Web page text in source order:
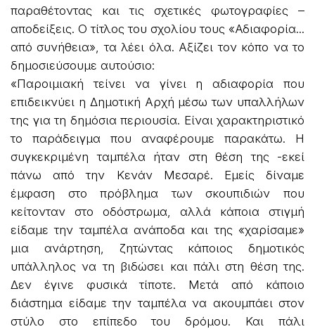
παραθέτοντας και τις σχετικές φωτογραφίες –
αποδείξεις. Ο τίτλος του σχολίου τους «Αδιαφορία...
από συνήθεια», τα λέει όλα. Αξίζει τον κόπο να το
δημοσιεύσουμε αυτούσιο:
«Παροιμιακή τείνει να γίνει η αδιαφορία που
επιδεικνύει η Δημοτική Αρχή μέσω των υπαλλήλων
της για τη δημόσια περιουσία. Είναι χαρακτηριστικό
το παράδειγμα που αναφέρουμε παρακάτω. Η
συγκεκριμένη ταμπέλα ήταν στη θέση της -εκεί
πάνω από την Κενάν Μεσαρέ. Εμείς δίναμε
έμφαση στο πρόβλημα των σκουπιδιών που
κείτονταν στο οδόστρωμα, αλλά κάποια στιγμή
είδαμε την ταμπέλα ανάποδα και της «χαρίσαμε»
μια ανάρτηση, ζητώντας κάποιος δημοτικός
υπάλληλος να τη βιδώσει και πάλι στη θέση της.
Δεν έγινε φυσικά τίποτε. Μετά από κάποιο
διάστημα είδαμε την ταμπέλα να ακουμπάει στον
στύλο στο επίπεδο του δρόμου. Και πάλι